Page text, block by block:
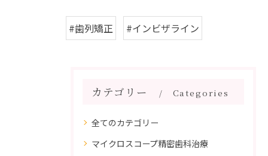
#歯列矯正 #インビザライン
カテゴリー Categories
全てのカテゴリー
マイクロスコープ精密歯科治療